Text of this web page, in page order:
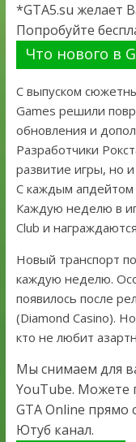
*GTA5.su желает
Попробуйте
Что нового в
С выпуском
Games решили
обновления и
Разработчики
развитие игры, но
С каждым апдейтом
Каждую неделю в
Club и
Новый транспорт
каждую неделю.
появилось после
(Diamond Casino).
кто не любит
Мы снимаем для
YouTube. Можете
GTA Online прямо
Ютуб канал.